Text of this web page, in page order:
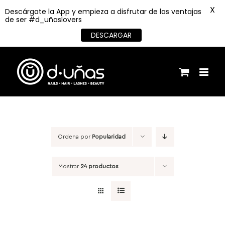
contenido
Ordena por Popularidad
Mostrar 24 productos
Descárgate la App y empieza a disfrutar de las ventajas
de ser #d_uñaslovers
DESCARGAR
X